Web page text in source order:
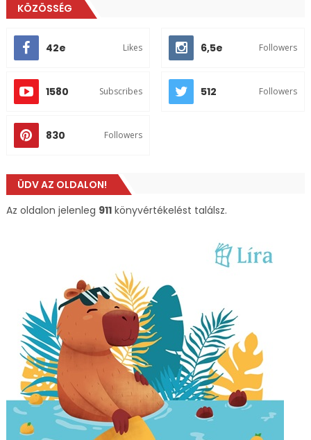
KÖZÖSSÉG
42e Likes 6,5e Followers
1580 Subscribes 512 Followers
830 Followers
ÜDV AZ OLDALON!
Az oldalon jelenleg 911könyvértékelést találsz.